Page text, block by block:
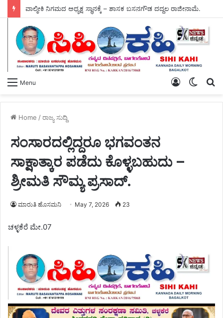
ವಾಲ್ಮೀಕಿ ನಿಗಮದ ಅಧ್ಯಕ್ಷ ಸ್ಥಾನಕ್ಕೆ – ಶಾಸಕ ಬಸನಗೌಡ ದದ್ದಲ ರಾಜೀನಾಮೆ.
Menu
Switch
Log
Home /ರಾಜ್ಯ ಸುದ್ದಿ
ಸಂಸಾರದಲ್ಲಿದ್ದರೂ ಭಗವಂತನ
ಸಾಕ್ಷಾತ್ಕಾರ ಪಡೆದು ಕೊಳ್ಳಬಹುದು –
ಶ್ರೀಮತಿ ಸೌಮ್ಯ ಪ್ರಸಾದ್‌.
ಮಾರುತಿ ಹೊಸಮನಿ May 7, 2026 23
ಚಳ್ಳಕೆರೆ ಮೇ.07